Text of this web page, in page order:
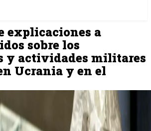
explicaciones a
sobre los
y actividades militares
Ucrania y en el